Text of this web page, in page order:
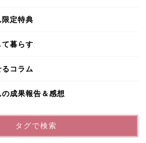
定特典
暮らす
コラム
成果報告＆感想
タグで検索